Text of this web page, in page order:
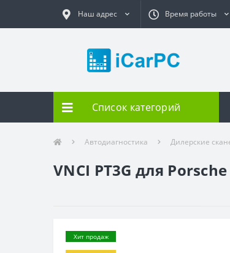
Наш адрес Время работы
Список категорий
Автодиагностика Дилерские
VNCI PT3G для
Хит продаж